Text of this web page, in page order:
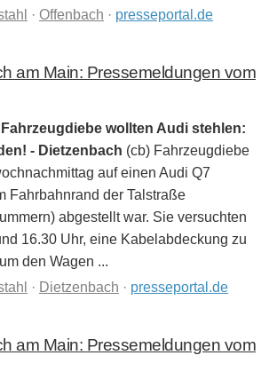
· Offenbach · presseportal.de
am Main: Pressemeldungen vom
wollten Audi stehlen:
- Dietzenbach (cb) Fahrzeugdiebe
auf einen Audi Q7
Fahrbahnrand der Talstraße
abgestellt war. Sie versuchten
16.30 Uhr, eine Kabelabdeckung zu
den Wagen ...
· Dietzenbach · presseportal.de
am Main: Pressemeldungen vom